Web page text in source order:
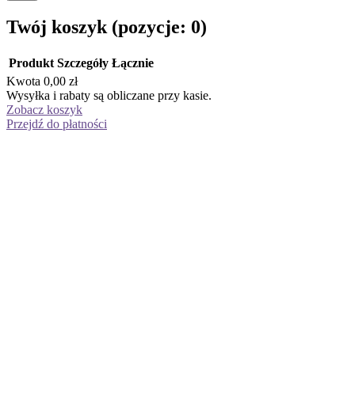
Twój koszyk (pozycje: 0)
Produkty
w
Produkt Szczegóły Łącznie
Kwota 0,00 zł
Wysyłka i rabaty są obliczane przy kasie.
Zobacz koszyk
Przejdź do płatności